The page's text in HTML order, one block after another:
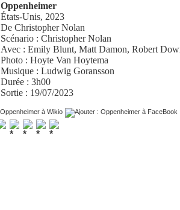
Oppenheimer
États-Unis, 2023
DeChristopher Nolan
Scénario :Christopher Nolan
Avec :Emily Blunt,Matt Damon,Robert
Photo :Hoyte Van Hoytema
Musique :Ludwig Goransson
Durée : 3h00
Sortie : 19/07/2023